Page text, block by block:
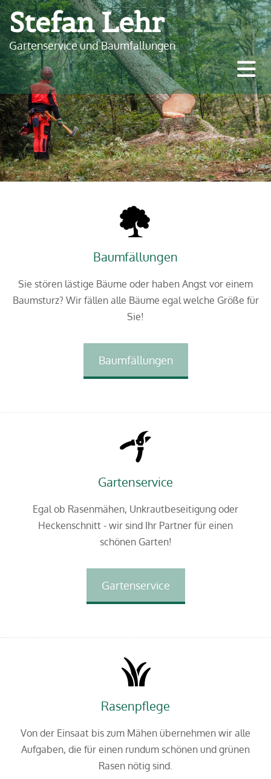
Stefan Lehr
Gartenservice und Baumfällungen
Baumfällungen
Sie stören lästige Bäume oder haben Angst vor einem
Baumsturz? Wir fällen alle Bäume egal welche Größe für
Sie!
Baumfällungen
Gartenservice
Egal ob Rasenmähen, Unkrautbeseitigung oder
Heckenschnitt - wir sind Ihr Partner für einen
schönen Garten!
Gartenservice
Rasenpflege
Von der Einsaat bis zum Mähen übernehmen wir alle
Aufgaben, die für einen rundum schönen und grünen
Rasen nötig sind.